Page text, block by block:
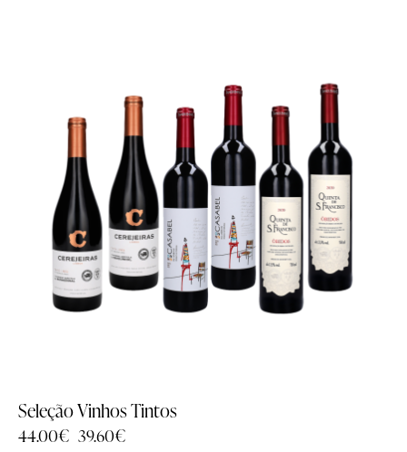
Seleção Vinhos Tintos
44.00€ 39.60€